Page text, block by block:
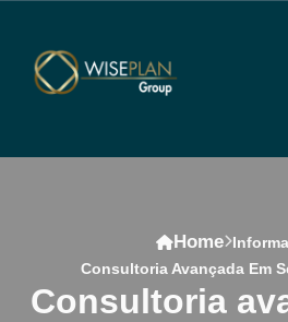
Home
Consultoria Avançada Em
consultoria avançada em